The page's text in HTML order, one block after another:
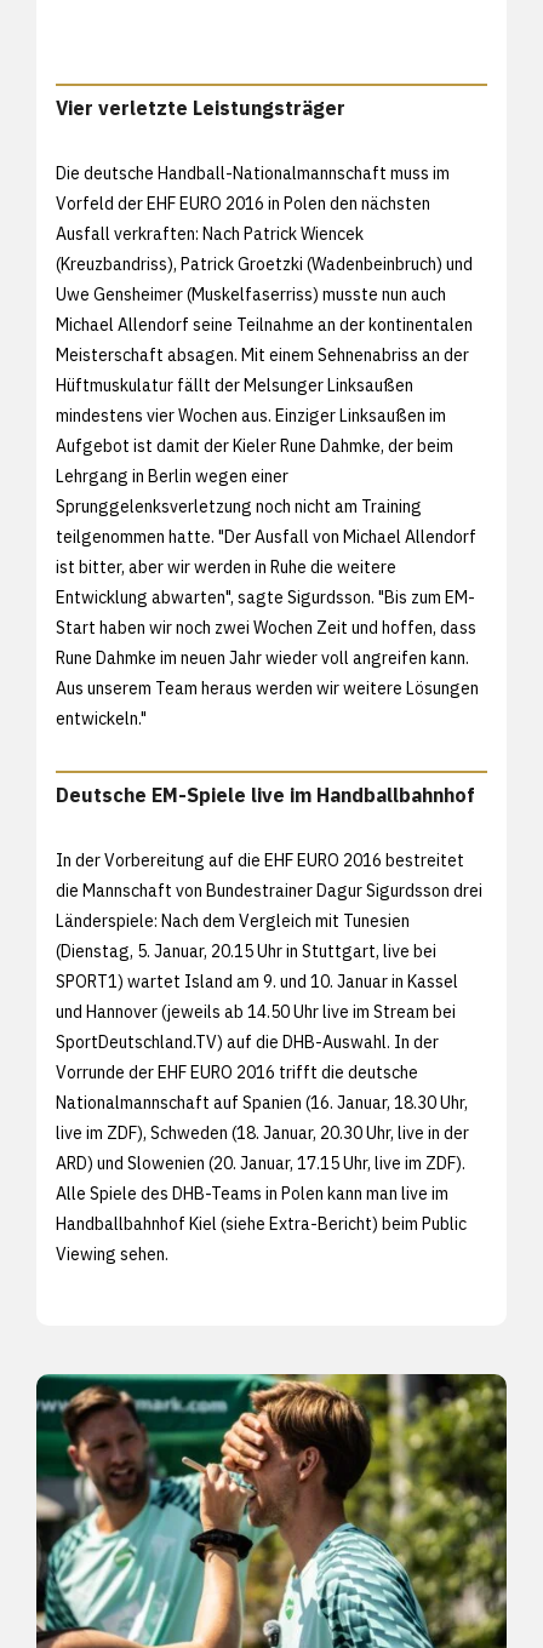
Vier verletzte Leistungsträger
Die deutsche Handball-Nationalmannschaft muss im
Vorfeld der EHF EURO 2016 in Polen den nächsten
Ausfall verkraften: Nach Patrick Wiencek
(Kreuzbandriss), Patrick Groetzki (Wadenbeinbruch) und
Uwe Gensheimer (Muskelfaserriss) musste nun auch
Michael Allendorf seine Teilnahme an der kontinentalen
Meisterschaft absagen. Mit einem Sehnenabriss an der
Hüftmuskulatur fällt der Melsunger Linksaußen
mindestens vier Wochen aus. Einziger Linksaußen im
Aufgebot ist damit der Kieler Rune Dahmke, der beim
Lehrgang in Berlin wegen einer
Sprunggelenksverletzung noch nicht am Training
teilgenommen hatte. "Der Ausfall von Michael Allendorf
ist bitter, aber wir werden in Ruhe die weitere
Entwicklung abwarten", sagte Sigurdsson. "Bis zum EM-
Start haben wir noch zwei Wochen Zeit und hoffen, dass
Rune Dahmke im neuen Jahr wieder voll angreifen kann.
Aus unserem Team heraus werden wir weitere Lösungen
entwickeln."
Deutsche EM-Spiele live im Handballbahnhof
In der Vorbereitung auf die EHF EURO 2016 bestreitet
die Mannschaft von Bundestrainer Dagur Sigurdsson drei
Länderspiele: Nach dem Vergleich mit Tunesien
(Dienstag, 5. Januar, 20.15 Uhr in Stuttgart, live bei
SPORT1) wartet Island am 9. und 10. Januar in Kassel
und Hannover (jeweils ab 14.50 Uhr live im Stream bei
SportDeutschland.TV) auf die DHB-Auswahl. In der
Vorrunde der EHF EURO 2016 trifft die deutsche
Nationalmannschaft auf Spanien (16. Januar, 18.30 Uhr,
live im ZDF), Schweden (18. Januar, 20.30 Uhr, live in der
ARD) und Slowenien (20. Januar, 17.15 Uhr, live im ZDF).
Alle Spiele des DHB-Teams in Polen kann man live im
Handballbahnhof Kiel (siehe Extra-Bericht) beim Public
Viewing sehen.